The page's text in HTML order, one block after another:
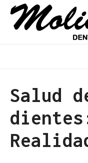
Salud